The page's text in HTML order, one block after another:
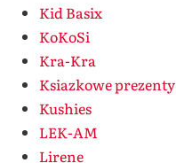
Kid Basix
KoKoSi
Kra-Kra
Ksiazkowe prezenty
Kushies
LEK-AM
Lirene